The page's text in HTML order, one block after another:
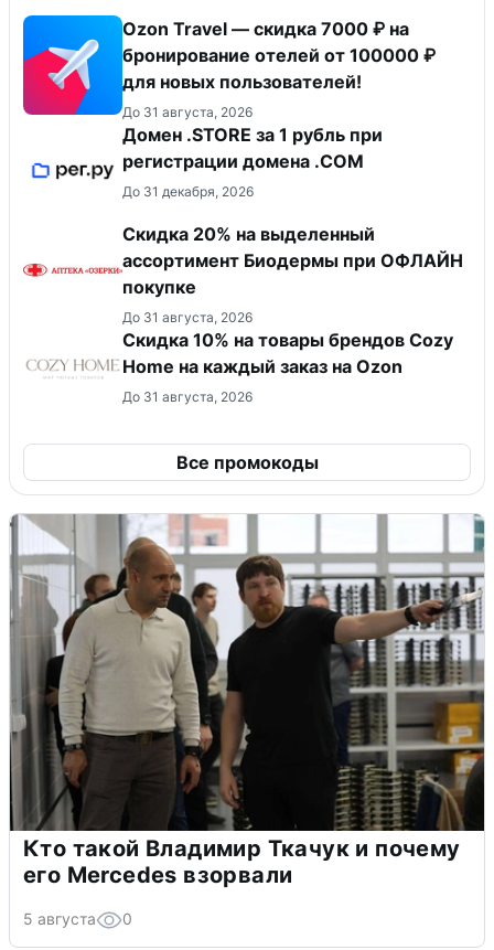
Ozon Travel — скидка 7000 ₽ на
бронирование отелей от 100000 ₽
для новых пользователей!
До 31 августа, 2026
Домен .STORE за 1 рубль при
регистрации домена .COM
До 31 декабря, 2026
Скидка 20% на выделенный
ассортимент Биодермы при ОФЛАЙН
покупке
До 31 августа, 2026
Скидка 10% на товары брендов Cozy
Home на каждый заказ на Оzon
До 31 августа, 2026
Все промокоды
Кто такой Владимир Ткачук и почему
его Mercedes взорвали
5 августа 0